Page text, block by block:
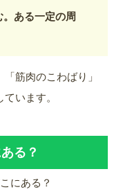
ある一定の周
筋肉のこわばり」
います。
る？